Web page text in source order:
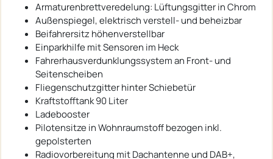
Armaturenbrettveredelung: Lüftungsgitter in Chrom
Außenspiegel, elektrisch verstell- und beheizbar
Beifahrersitz höhenverstellbar
Einparkhilfe mit Sensoren im Heck
Fahrerhausverdunklungssystem an Front- und
Seitenscheiben
Fliegenschutzgitter hinter Schiebetür
Kraftstofftank 90 Liter
Ladebooster
Pilotensitze in Wohnraumstoff bezogen inkl.
gepolsterten
Radiovorbereitung mit Dachantenne und DAB+,